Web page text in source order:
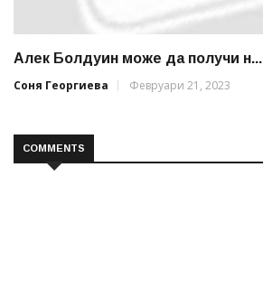
Алек Болдуин може да получи н...
Соня Георгиева
Февруари 21, 2023
COMMENTS